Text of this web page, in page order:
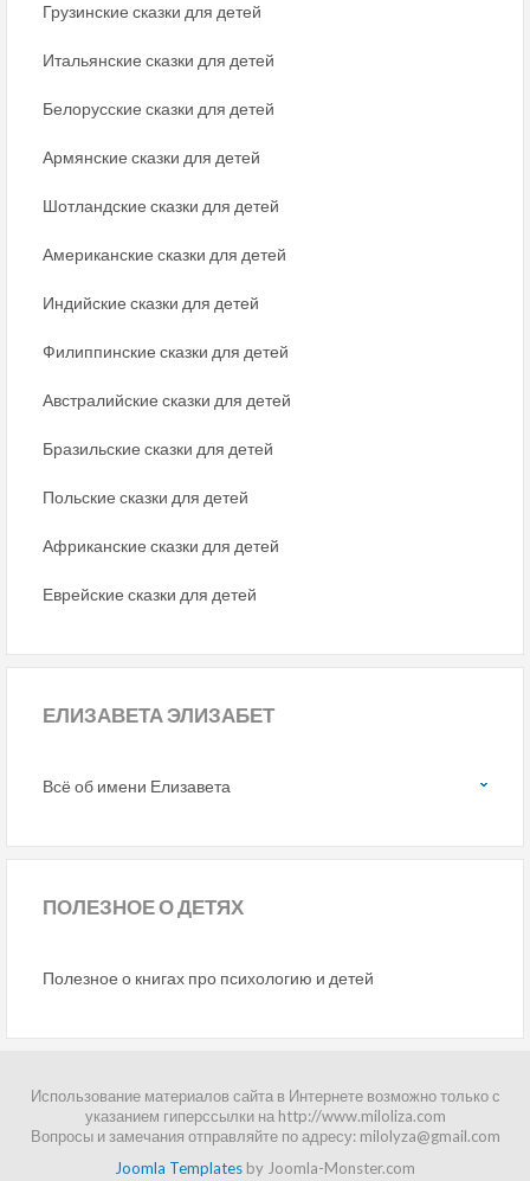
Грузинские сказки для детей
Итальянские сказки для детей
Белорусские сказки для детей
Армянские сказки для детей
Шотландские сказки для детей
Американские сказки для детей
Индийские сказки для детей
Филиппинские сказки для детей
Австралийские сказки для детей
Бразильские сказки для детей
Польские сказки для детей
Африканские сказки для детей
Еврейские сказки для детей
ЕЛИЗАВЕТА ЭЛИЗАБЕТ
Всё об имени Елизавета
ПОЛЕЗНОЕО ДЕТЯХ
Полезное о книгах про психологию и детей
Использование материалов сайта в Интернете возможно только с
указанием гиперссылки на http://www.miloliza.com
Вопросы и замечания отправляйте по адресу: milolyza@gmail.com
Joomla Templates by Joomla-Monster.com